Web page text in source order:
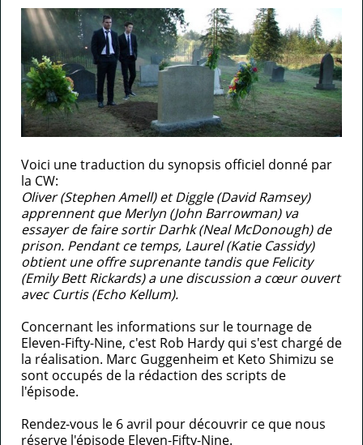
CONTACT
A
PROPOS
Voici une traduction du synopsis officiel donné par
la CW:
Oliver (Stephen Amell) et Diggle (David Ramsey)
apprennent que Merlyn (John Barrowman) va
essayer de faire sortir Darhk (Neal McDonough) de
prison. Pendant ce temps, Laurel (Katie Cassidy)
obtient une offre suprenante tandis que Felicity
(Emily Bett Rickards) a une discussion a cœur ouvert
avec Curtis (Echo Kellum).
Concernant les informations sur le tournage de
Eleven-Fifty-Nine, c'est Rob Hardy qui s'est chargé de
la réalisation. Marc Guggenheim et Keto Shimizu se
sont occupés de la rédaction des scripts de
l'épisode.
Rendez-vous le 6 avril pour découvrir ce que nous
réserve l'épisode Eleven-Fifty-Nine.